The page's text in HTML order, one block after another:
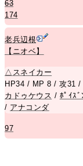
63
174
老兵辺根
【ニオベ】
△ スネイカー
HP34 / MP 8 / 攻31
カドゥケウス / ﾎﾟｲｽﾞ
/ アナコンダ
97